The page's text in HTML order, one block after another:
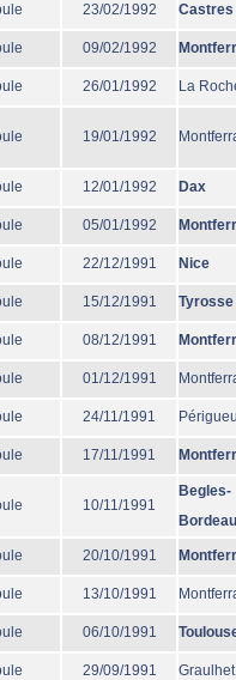
23/02/1992 Castres
09/02/1992
26/01/1992 La
19/01/1992
12/01/1992 Dax
05/01/1992
22/12/1991 Nice
15/12/1991 Tyrosse
08/12/1991
01/12/1991
24/11/1991
17/11/1991
10/11/1991
Begles-
20/10/1991
13/10/1991
06/10/1991
29/09/1991 Graulhet